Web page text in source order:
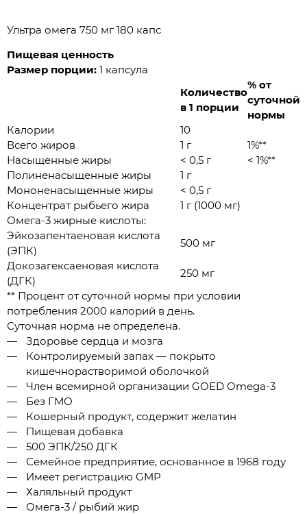
Ультра омега 750 мг 180 капс
Пищевая ценность
Размер порции: 1 капсула
Количество
в 1 порции
% от
суточной
нормы
Калории
10
Всего жиров
1 г
1%**
Насыщенные жиры
< 0,5 г
< 1%**
Полиненасыщенные жиры
1 г
Мононенасыщенные жиры
< 0,5 г
Концентрат рыбьего жира
1 г (1000 мг)
Омега-3 жирные кислоты:
Эйкозапентаеновая кислота
(ЭПК)
500 мг
Докозагексаеновая кислота
(ДГК)
250 мг
** Процент от суточной нормы при условии
потребления 2000 калорий в день.
Суточная норма не определена.
Здоровье сердца и мозга
Контролируемый запах — покрыто
кишечнорастворимой оболочкой
Член всемирной организации GOED Omega-3
Без ГМО
Кошерный продукт, содержит желатин
Пищевая добавка
500 ЭПК/250 ДГК
Семейное предприятие, основанное в 1968 году
Имеет регистрацию GMP
Халяльный продукт
Омега-3 / рыбий жир